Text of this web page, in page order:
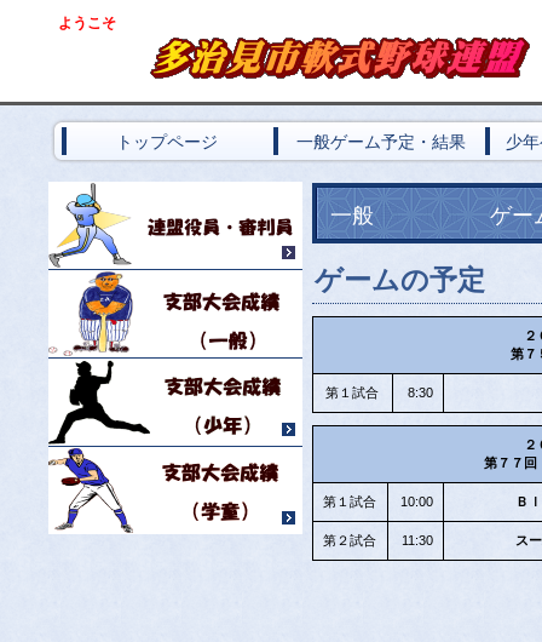
ようこそ
一般 ゲー
ゲームの予定
第７
第１試合 8:30
第７７
第１試合 10:00 Ｂ
第２試合 11:30 ス
トップページ 一般ゲーム予定・結果 少